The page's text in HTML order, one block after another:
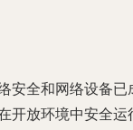
安全和网络设备
开放环境中安全